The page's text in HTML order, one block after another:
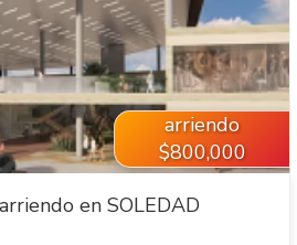
INMUEBLE
arriendo
$800,000
en SOLEDAD